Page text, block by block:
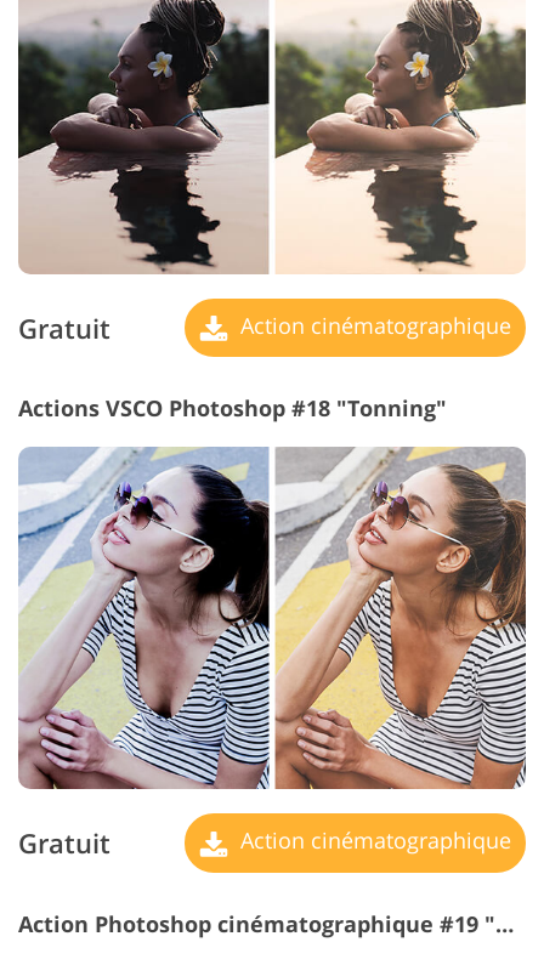
Gratuit Action cinématographique
Actions VSCO Photoshop #18 "Tonning"
Gratuit Action cinématographique
Action Photoshop cinématographique #19 "Green Shadow"